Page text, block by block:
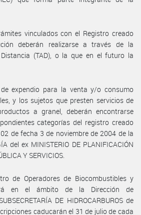
vinculados con el Registro creado
deberán realizarse a través de la
(TAD), o la que en el futuro la
expendio para la venta y/o consumo
y los sujetos que presten servicios de
a granel, deberán encontrarse
categorías del registro creado
de fecha 3 de noviembre de 2004 de la
del ex MINISTERIO DE PLANIFICACIÓN
Y SERVICIOS.
de Operadores de Biocombustibles y
en el ámbito de la Dirección de
DE HIDROCARBUROS de
caducarán el 31 de julio de cada